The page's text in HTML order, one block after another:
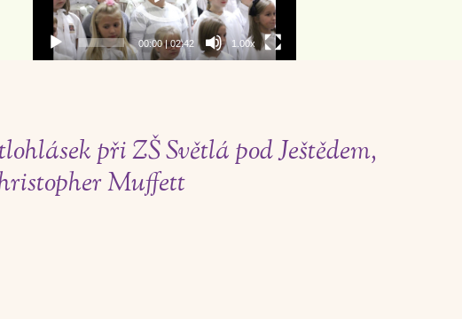
00:00|02:42 1.00x
při ZŠ Světlá pod Ještědem,
Muffett